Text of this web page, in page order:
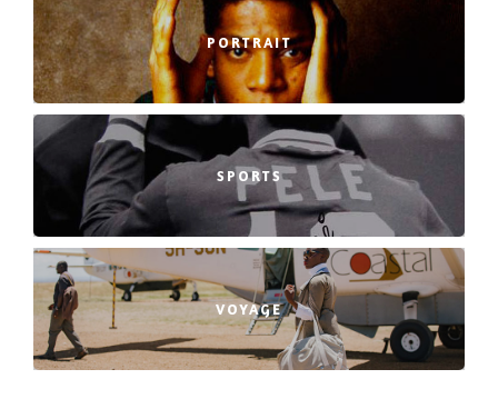
PORTRAIT
SPORTS
VOYAGE